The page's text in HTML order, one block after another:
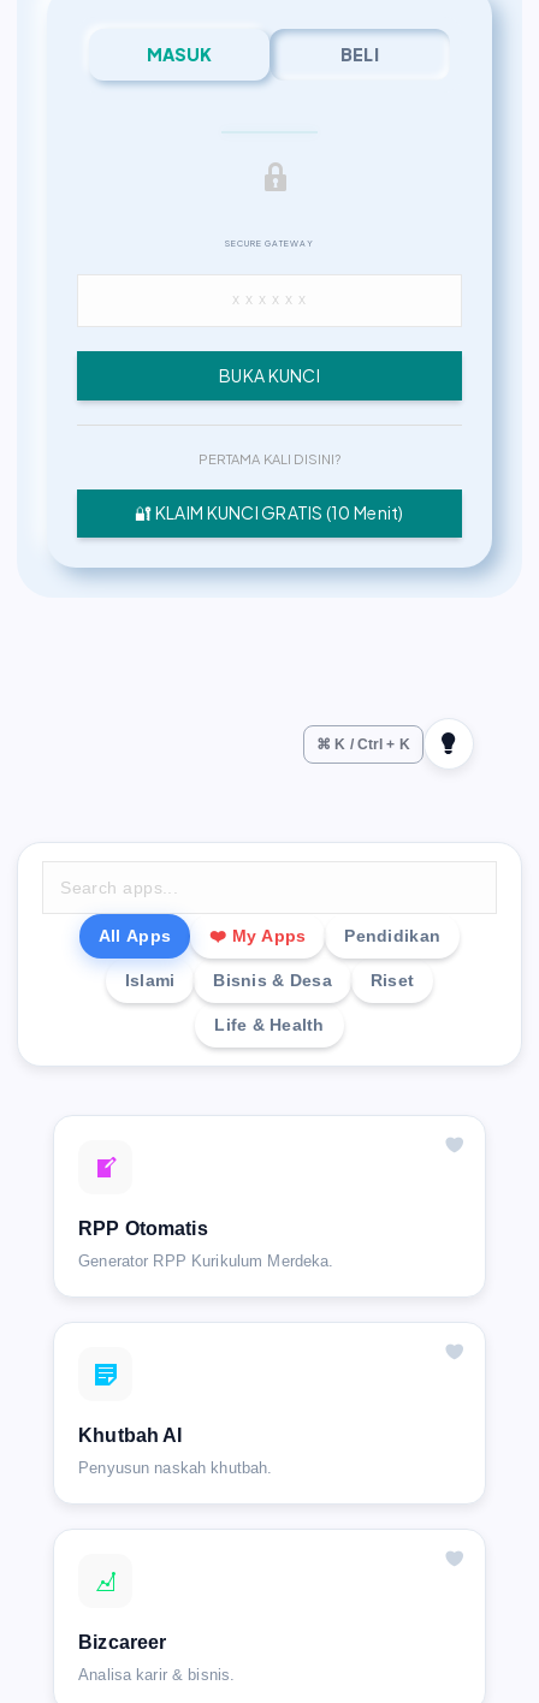
MASUK BELI
SECURE GATEWAY
BUKA KUNCI
PERTAMA KALI DISINI?
🔐 KLAIM KUNCI GRATIS (10 Menit)
⌘ K / Ctrl + K
All Apps ❤️ My Apps Pendidikan
Islami Bisnis & Desa Riset
Life & Health
RPP Otomatis
Generator RPP Kurikulum Merdeka.
Khutbah AI
Penyusun naskah khutbah.
Bizcareer
Analisa karir & bisnis.